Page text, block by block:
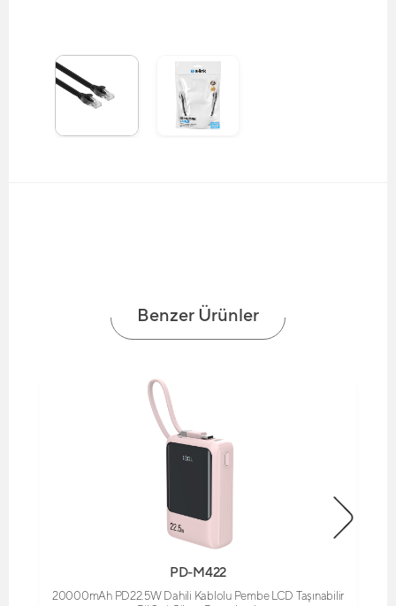
Benzer Ürünler
PD-M422
20000mAh PD22.5W Dahili Kablolu Pembe LCD Taşınabilir